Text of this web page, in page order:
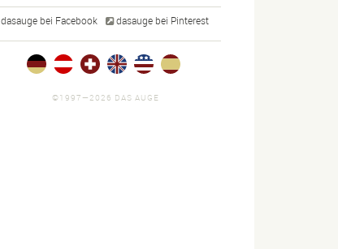
dasauge bei Facebook dasauge bei Pinterest
©1997—2026 DAS AUGE